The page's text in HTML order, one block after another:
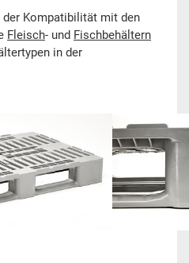
Kompatibilität mit den
Fleisch- und Fischbehältern
in der